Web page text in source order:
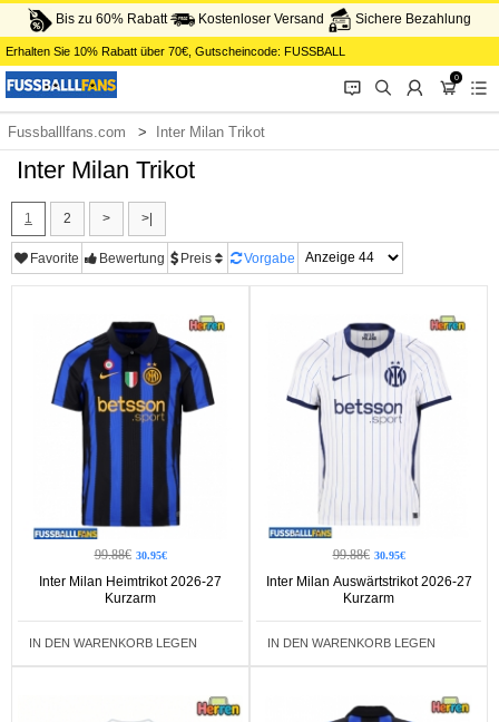
Bis zu 60% Rabatt Kostenloser Versand Sichere Bezahlung
Erhalten Sie 10% Rabatt über 70€ , Gutscheincode: FUSSBALL
󰂱 󰂨 󰃳
0
󰃦 󰃖
Fussballlfans.com Inter Milan Trikot
Inter Milan Trikot
1 2 > >|
Favorite Bewertung Preis Vorgabe
99.88€ 30.95€
Inter Milan Heimtrikot 2026-27
Kurzarm
IN DEN WARENKORB LEGEN
99.88€ 30.95€
Inter Milan Auswärtstrikot 2026-27
Kurzarm
IN DEN WARENKORB LEGEN